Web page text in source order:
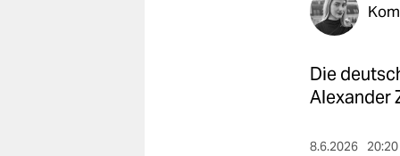
Die
Alexander
8.6.2026